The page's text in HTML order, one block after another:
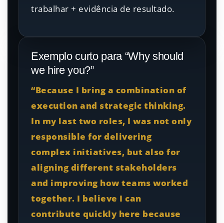
trabalhar + evidência de resultado.
Exemplo curto para “Why should
we hire you?”
“Because I bring a combination of
execution and strategic thinking.
In my last two roles, I was not only
responsible for delivering
complex initiatives, but also for
aligning different stakeholders
and improving how teams worked
together. I believe I can
contribute quickly here because